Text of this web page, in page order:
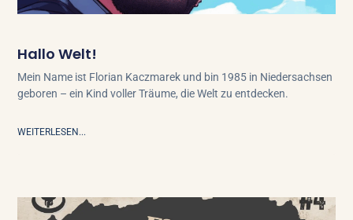
Hallo Welt!
Mein Name ist Florian Kaczmarek und bin 1985 in Niedersachsen
geboren – ein Kind voller Träume, die Welt zu entdecken.
WEITERLESEN...